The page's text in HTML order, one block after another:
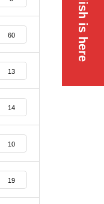
60
13
14
10
19
English is here